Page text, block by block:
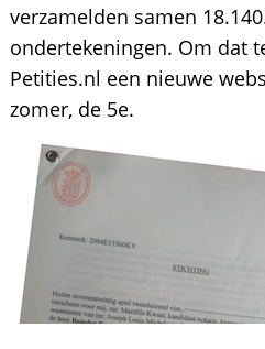
verzamelden samen
ondertekeningen. Om dat
Petities.nl een nieuwe
zomer, de 5e.